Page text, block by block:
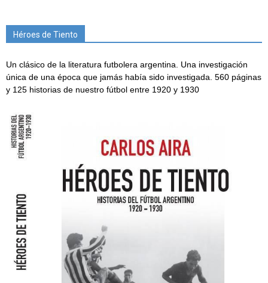
Héroes de Tiento
Un clásico de la literatura futbolera argentina. Una investigación
única de una época que jamás había sido investigada. 560 páginas
y 125 historias de nuestro fútbol entre 1920 y 1930